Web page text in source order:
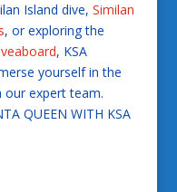
Island dive, Similan
, or exploring the
, KSA
yourself in the
our expert team.
QUEEN WITH KSA